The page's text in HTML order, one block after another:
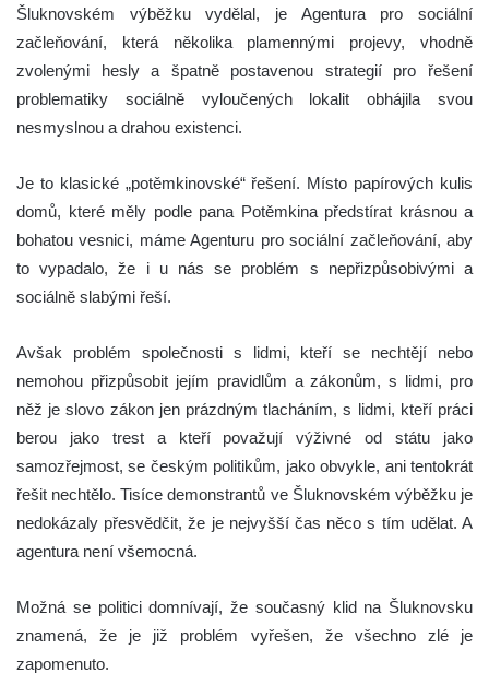
Šluknovském výběžku vydělal, je Agentura pro sociální
začleňování, která několika plamennými projevy, vhodně
zvolenými hesly a špatně postavenou strategií pro řešení
problematiky sociálně vyloučených lokalit obhájila svou
nesmyslnou a drahou existenci.
Je to klasické „potěmkinovské“ řešení. Místo papírových kulis
domů, které měly podle pana Potěmkina předstírat krásnou a
bohatou vesnici, máme Agenturu pro sociální začleňování, aby
to vypadalo, že i u nás se problém s nepřizpůsobivými a
sociálně slabými řeší.
Avšak problém společnosti s lidmi, kteří se nechtějí nebo
nemohou přizpůsobit jejím pravidlům a zákonům, s lidmi, pro
něž je slovo zákon jen prázdným tlacháním, s lidmi, kteří práci
berou jako trest a kteří považují výživné od státu jako
samozřejmost, se českým politikům, jako obvykle, ani tentokrát
řešit nechtělo. Tisíce demonstrantů ve Šluknovském výběžku je
nedokázaly přesvědčit, že je nejvyšší čas něco s tím udělat. A
agentura není všemocná.
Možná se politici domnívají, že současný klid na Šluknovsku
znamená, že je již problém vyřešen, že všechno zlé je
zapomenuto.